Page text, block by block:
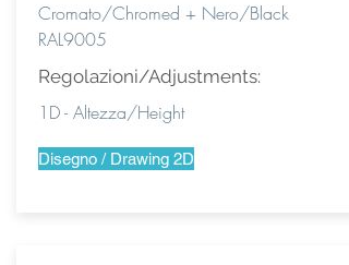
Cromato/Chromed + Nero/Black
RAL9005
Regolazioni/Adjustments:
1D - Altezza/Height
Disegno / Drawing 2D